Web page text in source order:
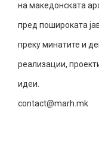
на македонската
пред пошироката
преку минатите и
реализации,
идеи.
contact@marh.mk